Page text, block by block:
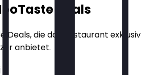
Deals
Deals, die das Restaurant exklusiv
anbietet.